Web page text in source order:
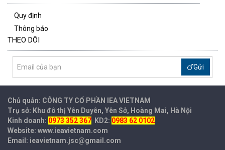
Quy định
Thông báo
THEO DÕI
Gửi
Chủ quản: CÔNG TY CỔ PHẦN IEAVIETNAM
Trụ sở: Khu đô thị Yên Duyên, Yên Sở, Hoàng Mai, Hà Nội
Kinh doanh: 0973 352 367 KD2: 0983 62 0102
Website: www.ieavietnam.com
Email: ieavietnam.jsc@gmail.com